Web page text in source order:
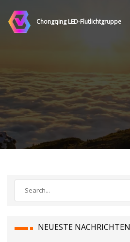
Chongqing LED-Flutlichtgruppe
NEUESTE NACHRICHTEN